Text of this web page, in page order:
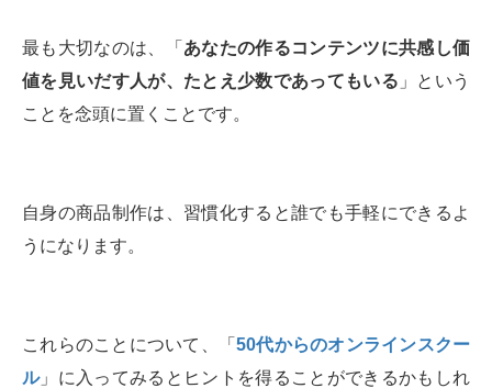
最も大切なのは、「 あなたの作るコンテンツに共感し価
値を見いだす人が、たとえ少数であってもいる 」という
ことを念頭に置くことです。
自身の商品制作は、習慣化すると誰でも手軽にできるよ
うになります。
これらのことについて、「 50代からのオンラインスクー
ル」に入ってみるとヒントを得ることができるかもしれ